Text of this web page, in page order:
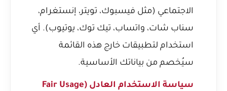
الاجتماعي (مثل فيسبوك، تويتر، إنستغرام،
سناب شات، واتساب، تيك توك، يوتيوب). أي
استخدام لتطبيقات خارج هذه القائمة
سيُخصم من بياناتك الأساسية.
سياسة الاستخدام العادل (Fair Usage